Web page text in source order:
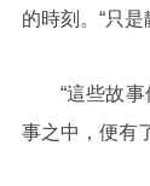
的時刻。“只
“這些故
事之中，便有